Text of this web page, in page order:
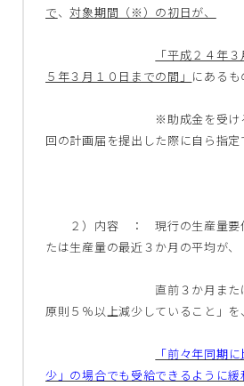
で、対象期間（※）の初日が、
「平成２４年
５年３月１０日までの間」 にあるも
※助成金を受けるため
回の計画届を提出した際に自ら指定
２）内容 ： 現行の生産量要
たは生産量の最近３か月の平均が、
直前３か月または前年
原則５％以上減少していること」を、
「前々年同期
少」の場合でも受給できるように緩